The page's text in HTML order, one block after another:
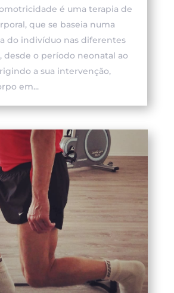
é uma terapia de
que se baseia numa
do indivíduo nas diferentes
desde o período neonatal ao
a sua intervenção,
em...